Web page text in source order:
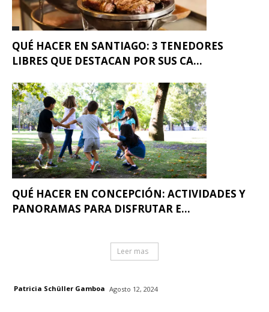
QUÉ HACER EN SANTIAGO: 3 TENEDORES
LIBRES QUE DESTACAN POR SUS CA...
QUÉ HACER EN CONCEPCIÓN: ACTIVIDADES Y
PANORAMAS PARA DISFRUTAR E...
Leer mas
Patricia Schüller Gamboa Agosto 12, 2024